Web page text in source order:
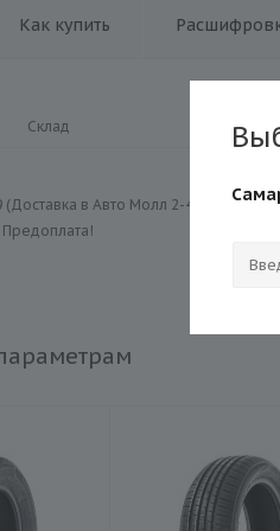
Как купить
Склад
в Авто Молл 2-4 дня)
Предоплата!